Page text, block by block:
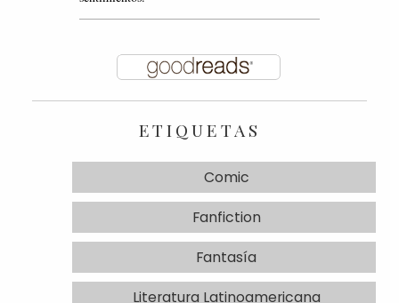
ETIQUETAS
Comic
Fanfiction
Fantasía
Literatura Latinoamericana